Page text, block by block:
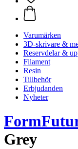
Varumärken
3D-skrivare &
Reservdelar &
Filament
Resin
Tillbehör
Erbjudanden
Nyheter
Grey